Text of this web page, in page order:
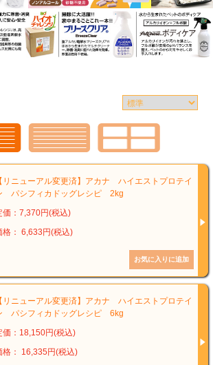
【リニューアル変更済】アカナ ハイエストプロテイ
パシフィカドッグレシピ 2kg
価：7,370円(税込)
格： 6,633円(税込)
【リニューアル変更済】アカナ ハイエストプロテイ
パシフィカドッグレシピ 6kg
価：18,150円(税込)
格： 16,335円(税込)